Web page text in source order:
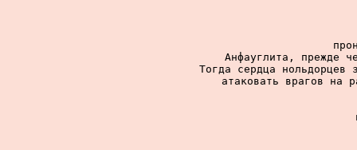
Анфауглита, прежде
Тогда сердца нольдорцев
атаковать врагов на